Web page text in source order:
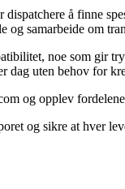
å finne
samarbeide om
noe som gir
dag uten behov for
og opplev
og sikre at hver